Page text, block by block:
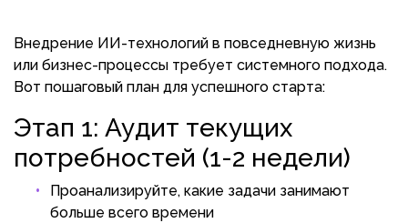
Внедрение ИИ-технологий в повседневную жизнь
или бизнес-процессы требует системного подхода.
Вот пошаговый план для успешного старта:
Этап 1: Аудит текущих
потребностей (1-2 недели)
Проанализируйте, какие задачи занимают
больше всего времени